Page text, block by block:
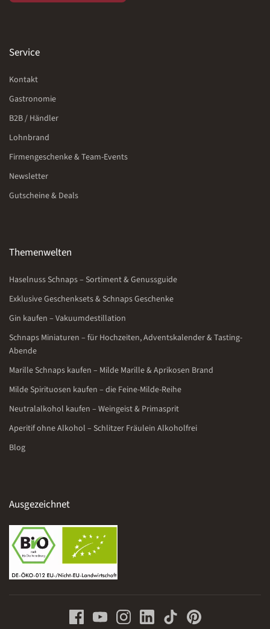
Service
Kontakt
Gastronomie
B2B / Händler
Lohnbrand
Firmengeschenke & Team-Events
Newsletter
Gutscheine & Deals
Themenwelten
Haselnuss Schnaps – Sortiment & Genussguide
Exklusive Geschenksets & Schnaps Geschenke
Gin kaufen – Vakuumdestillation
Schnaps Miniaturen – für Hochzeiten, Adventskalender & Tasting-
Abende
Marille Schnaps kaufen – Milde Marille & Aprikosen Brand
Milde Spirituosen kaufen – die Feine-Milde-Reihe
Neutralalkohol kaufen – Weingeist & Primasprit
Aperitif ohne Alkohol – Schlitzer Fräulein Alkoholfrei
Blog
Ausgezeichnet